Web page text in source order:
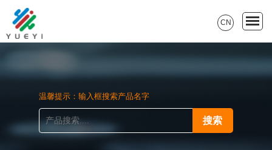
CN
温馨提示：输入框搜索产品名字